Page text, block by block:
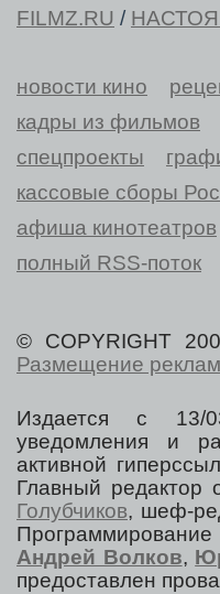
FILMZ.RU /
новости кино
кадры из фильмов
спецпроекты
кассовые сборы
афиша кинотеатров
полный RSS-поток
© COPYRIGHT
Размещение
Издается с 13/
уведомления и
активной
Главный
Голубчиков, шеф-
Программирование
Андрей Волков,
предоставлен